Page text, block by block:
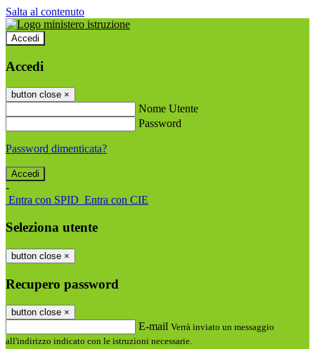
Salta al contenuto
Accedi
Accedi
button close ×
Nome Utente
Password
Password dimenticata?
-
Entra con SPID Entra con CIE
Seleziona utente
button close ×
Recupero password
button close ×
E-mail Verrà inviato un messaggio
all'indirizzo indicato con le istruzioni necessarie.